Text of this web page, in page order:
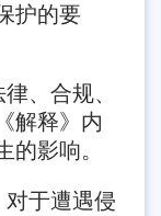
护的要
、合规、
解释》内
的影响。
于遭遇侵